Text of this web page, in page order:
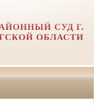
СУД Г.
ОБЛАСТИ